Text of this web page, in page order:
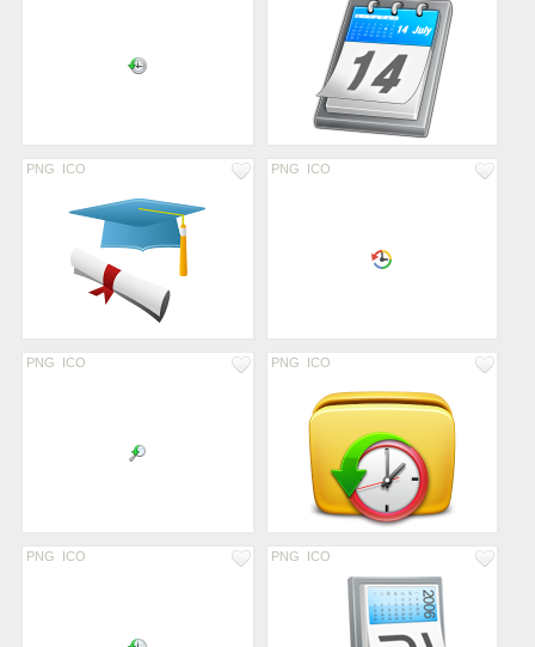
PNG ICO PNG ICO
PNG ICO PNG ICO
PNG ICO PNG ICO